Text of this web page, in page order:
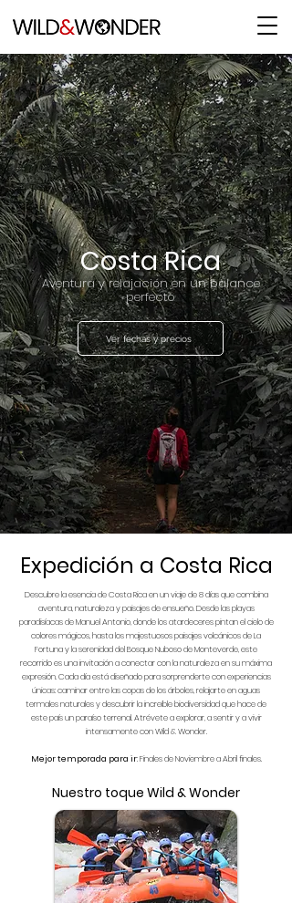
Costa Rica
Aventura y relajación en un balance
perfecto
Ver fechas y precios
Expedición a Costa Rica
Descubre la esencia de Costa Rica en un viaje de 8 días que combina
aventura, naturaleza y paisajes de ensueño. Desde las playas
paradisíacas de Manuel Antonio, donde los atardeceres pintan el cielo de
colores mágicos, hasta los majestuosos paisajes volcánicos de La
Fortuna y la serenidad del Bosque Nuboso de Monteverde, este
recorrido es una invitación a conectar con la naturaleza en su máxima
expresión. Cada día está diseñado para sorprenderte con experiencias
únicas: caminar entre las copas de los árboles, relajarte en aguas
termales naturales y descubrir la increíble biodiversidad que hace de
este país un paraíso terrenal. Atrévete a explorar, a sentir y a vivir
intensamente con Wild & Wonder.
Mejor temporada para ir: Finales de Noviembre a Abril finales.
Nuestro toque Wild & Wonder